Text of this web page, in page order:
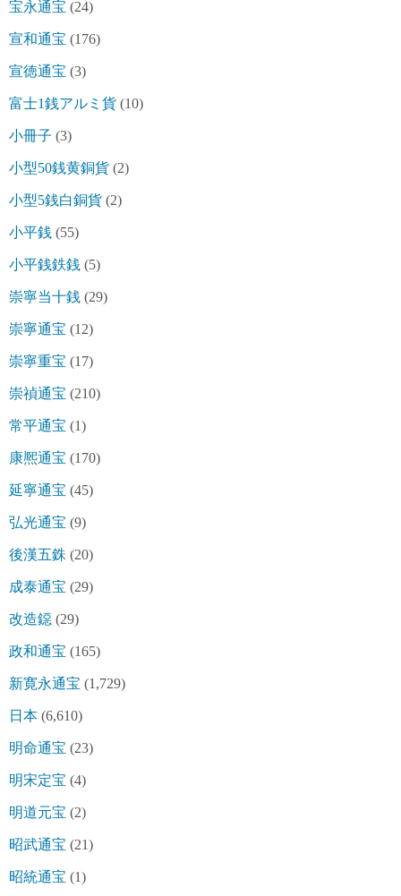
宝永通宝 (24)
宣和通宝 (176)
宣徳通宝 (3)
富士1銭アルミ貨 (10)
小冊子 (3)
小型50銭黄銅貨 (2)
小型5銭白銅貨 (2)
小平銭 (55)
小平銭鉄銭 (5)
崇寧当十銭 (29)
崇寧通宝 (12)
崇寧重宝 (17)
崇禎通宝 (210)
常平通宝 (1)
康熈通宝 (170)
延寧通宝 (45)
弘光通宝 (9)
後漢五銖 (20)
成泰通宝 (29)
改造鐚 (29)
政和通宝 (165)
新寛永通宝 (1,729)
日本 (6,610)
明命通宝 (23)
明宋定宝 (4)
明道元宝 (2)
昭武通宝 (21)
昭統通宝 (1)